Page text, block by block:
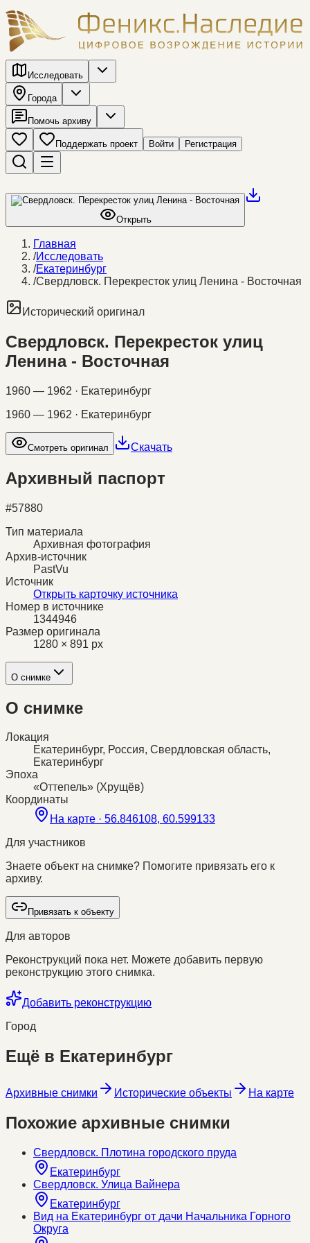
Исследовать
Города
Помочь архиву
Поддержать проект Войти Регистрация
Открыть
Главная
/Исследовать
/Екатеринбург
/Свердловск. Перекресток улиц Ленина - Восточная
Исторический оригинал
Свердловск. Перекресток улиц
Ленина - Восточная
1960 — 1962 · Екатеринбург
1960 — 1962 · Екатеринбург
Смотреть оригинал Скачать
Архивный паспорт
#57880
Тип материала
Архивная фотография
Архив-источник
PastVu
Источник
Открыть карточку источника
Номер в источнике
1344946
Размер оригинала
1280 × 891 px
О снимке
О снимке
Локация
Екатеринбург, Россия, Свердловская область,
Екатеринбург
Эпоха
«Оттепель» (Хрущёв)
Координаты
На карте · 56.846108, 60.599133
Для участников
Знаете объект на снимке? Помогите привязать его к
архиву.
Привязать к объекту
Для авторов
Реконструкций пока нет. Можете добавить первую
реконструкцию этого снимка.
Добавить реконструкцию
Город
Ещё в Екатеринбург
Архивные снимки Исторические объекты На карте
Похожие архивные снимки
Свердловск. Плотина городского пруда
Екатеринбург
Свердловск. Улица Вайнера
Екатеринбург
Вид на Екатеринбург от дачи Начальника Горного
Округа